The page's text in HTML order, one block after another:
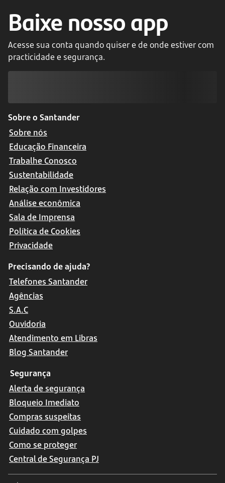
Baixe nosso app
Acesse sua conta quando quiser e de onde estiver com
practicidade e segurança.
Sobre o Santander
Sobre nós
Educação Financeira
Trabalhe Conosco
Sustentabilidade
Relação com Investidores
Análise econômica
Sala de Imprensa
Política de Cookies
Privacidade
Precisando de ajuda?
Telefones Santander
Agências
S.A.C
Ouvidoria
Atendimento em Libras
Blog Santander
Segurança
Alerta de segurança
Bloqueio Imediato
Compras suspeitas
Cuidado com golpes
Como se proteger
Central de Segurança PJ